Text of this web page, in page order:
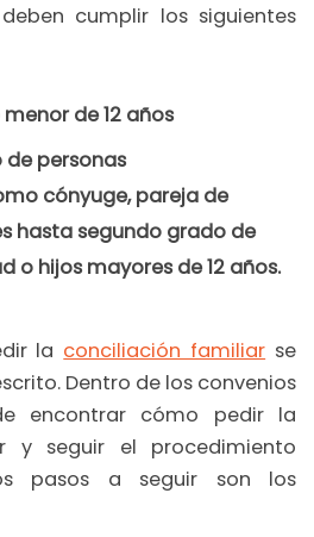
cumplir los siguientes
de 12 años
de personas
cónyuge, pareja de
hasta segundo grado de
o hijos mayores de 12 años.
la conciliación familiar se
Dentro de los convenios
encontrar cómo pedir la
y seguir el procedimiento
pasos a seguir son los